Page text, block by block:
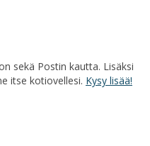
sekä Postin kautta. Lisäksi
itse kotiovellesi. Kysy lisää!